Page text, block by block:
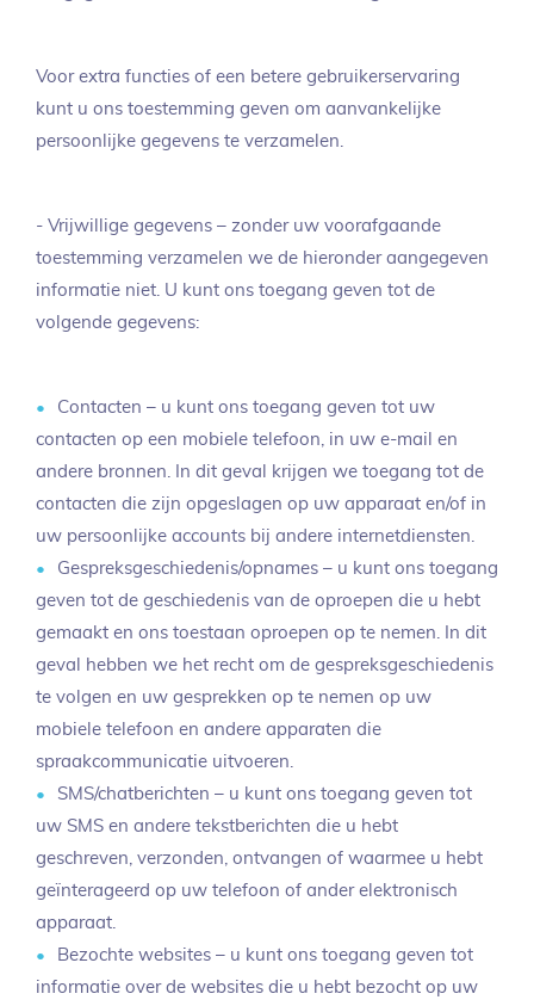
Voor extra functies of een betere gebruikerservaring
kunt u ons toestemming geven om aanvankelijke
persoonlijke gegevens te verzamelen.
- Vrijwillige gegevens – zonder uw voorafgaande
toestemming verzamelen we de hieronder aangegeven
informatie niet. U kunt ons toegang geven tot de
volgende gegevens:
Contacten – u kunt ons toegang geven tot uw
contacten op een mobiele telefoon, in uw e-mail en
andere bronnen. In dit geval krijgen we toegang tot de
contacten die zijn opgeslagen op uw apparaat en/of in
uw persoonlijke accounts bij andere internetdiensten.
Gespreksgeschiedenis/opnames – u kunt ons toegang
geven tot de geschiedenis van de oproepen die u hebt
gemaakt en ons toestaan oproepen op te nemen. In dit
geval hebben we het recht om de gespreksgeschiedenis
te volgen en uw gesprekken op te nemen op uw
mobiele telefoon en andere apparaten die
spraakcommunicatie uitvoeren.
SMS/chatberichten – u kunt ons toegang geven tot
uw SMS en andere tekstberichten die u hebt
geschreven, verzonden, ontvangen of waarmee u hebt
geïnterageerd op uw telefoon of ander elektronisch
apparaat.
Bezochte websites – u kunt ons toegang geven tot
informatie over de websites die u hebt bezocht op uw